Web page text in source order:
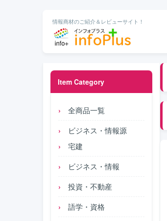
情報商材のご紹介＆レビューサイト！
Item Category
全商品一覧
ビジネス・情報源
宅建
ビジネス・情報
投資・不動産
語学・資格